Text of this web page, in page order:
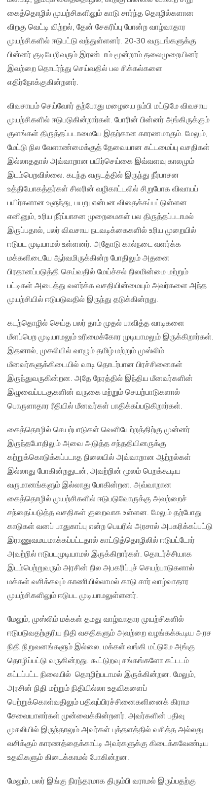
கைத்தொழில் முயற்சிகளிலும் காடு சார்ந்த தொழில்களான
விறகு வெட்டி விற்றல், தேன் சேகரிப்பு போன்ற வாழ்வாதார
முயற்சிகளில் ஈடுபட்டு வந்துள்ளனர். 20-30 வருடங்களுக்கு
பின்னர் குடியேறிவரும் இரண்டாம் மூன்றாம் தலைமுறையினர்
இவற்றை தொடர்ந்து செய்வதில் பல சிக்கல்களை
எதிர்நோக்குகின்றனர்.
விவசாயம் செய்வோர் தற்போது மழையை நம்பி மட்டுமே விவசாய
முயற்சிகளில் ஈடுபடுகின்றார்கள். போரின் பின்னர் அங்கிருக்கும்
குளங்கள் திருத்தப்படாமையே இதற்கான காரணமாகும். மேலும்,
மேட்டு நில வேளாண்மைக்குத் தேவையான கட்டமைப்பு வசதிகள்
இல்லாததால் அவ்வாறான பயிர்செய்கை இவ்வளவு காலமும்
இடம்பெறவில்லை. கடந்த வருடத்தில் இருந்து நீர்பாசன
உத்தியோகத்தர்கள் சிலரின் வழிகாட்டலில் சிறுபோக விவாயப்
பயிர்களான உளுந்து, பயறு என்பன விதைக்கப்பட்டுள்ளன.
எனினும், உரிய நீர்ப்பாசன முறைமைகள் பல திருத்தப்படாமல்
இருப்பதால், பலர் விவசாய நடவடிக்கைகளில் உரிய முறையில்
ஈடுபட முடியாமல் உள்ளனர். அதோடு கால்நடை வளர்க்க
மக்களிடையே ஆர்வமிருக்கின்ற போதிலும் அதனை
பிரதானப்படுத்தி செய்வதில் மேய்ச்சல் நிலமின்மை மற்றும்
பட்டிகள் அடைத்து வளர்க்க வசதியின்மையும் அவர்களை அந்த
முயற்சியில் ஈடுபடுவதில் இருந்து தடுக்கின்றது.
கடற்தொழில் செய்த பலர் தாம் முதல் பாவித்த வாடிகளை
மீளப்பெற முடியாமலும் உரிமைக்கோர முடியாமலும் இருக்கிறார்கள்.
இதனால், முசலியில் வாழும் தமிழ் மற்றும் முஸ்லிம்
மீனவர்களுக்கிடையில் வாடி தொடர்பான பிரச்சினைகள்
இருந்துவருகின்றன. அதே நேரத்தில் இந்திய மீனவர்களின்
இழுவைப்படகுகளின் வருகை மற்றும் செயற்பாடுகளால்
பொருளாதார ரீதியில் மீனவர்கள் பாதிக்கப்படுகிறார்கள்.
கைத்தொழில் செயற்பாடுகள் வெளியேற்றத்திற்கு முன்னர்
இருந்தபோதிலும் அவை அடுத்த சந்ததியினருக்கு
கற்றுக்கொடுக்கப்படாத நிலையில் அவ்வாறான ஆற்றல்கள்
இல்லாது போகின்றதுடன், அவற்றின் மூலம் பெறக்கூடிய
வருமானங்களும் இல்லாது போகின்றன. அவ்வாறான
கைத்தொழில் முயற்சிகளில் ஈடுபடுவோருக்கு அவற்றைச்
சந்தைப்படுத்த வசதிகள் குறைவாக உள்ளன. மேலும் தற்போது
காடுகள் வனப் பாதுகாப்பு என்ற பெயரில் அரசால் அபகரிக்கப்பட்டு
இராணுவமயமாக்கப்பட்டதால் காட்டுத்தொழிலில் ஈடுபட்டோர்
அவற்றில் ஈடுபடமுடியாமல் இருக்கிறார்கள். தொடர்ச்சியாக
இடம்பெற்றுவரும் அரசின் நில அபகரிப்புச் செயற்பாடுகளால்
மக்கள் வசிக்கவும் காணியில்லாமல் காடு சார் வாழ்வாதார
முயற்சிகளிலும் ஈடுபட முடியாமலுள்ளனர்.
மேலும், முஸ்லிம் மக்கள் தமது வாழ்வாதார முயற்சிகளில்
ஈடுபடுவதற்குரிய நிதி வசதிகளும் அவற்றை வழங்கக்கூடிய அரச
நிதி நிறுவனங்களும் இல்லை. மக்கள் வங்கி மட்டுமே அங்கு
தொழிப்பட்டு வருகின்றது. கூட்டுறவு சங்கங்களோ கட்டடம்
கட்டப்பட்ட நிலையில் தொழிற்படாமல் இருக்கின்றன. மேலும்,
அரசின் நிதி மற்றும் நிதியில்லா உதவிகளைப்
பெற்றுக்கொள்வதிலும் பதிவுப்பிரச்சினைகளினைக் கிராம
சேவையாளர்கள் முன்வைக்கின்றனர். அவர்களின் பதிவு
முசலியில் இருந்தாலும் அவர்கள் புத்தளத்தில் வசித்த அல்லது
வசிக்கும் காரணத்தைக்காட்டி அவர்களுக்கு கிடைக்கவேண்டிய
உதவிகளும் கிடைக்காமல் போகின்றன.
மேலும், பலர் இங்கு நிரந்தரமாக திரும்பி வராமல் இருப்பதற்கு